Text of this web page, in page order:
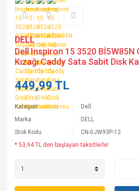
DELL
Dell Inspiron 15 3520 Bİ5W85N
Kızağı Caddy Sata Sabit Disk
449,99 TL
Kategori
Dell
Marka
DELL
Stok Kodu
CN-0JW93P-12
* 53,94 TL den başlayan taksitlerle!